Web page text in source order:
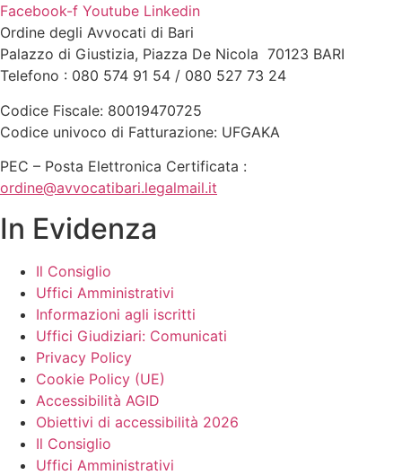
Facebook-f Youtube Linkedin
Ordine degli Avvocati di Bari
Palazzo di Giustizia, Piazza De Nicola 70123 BARI
Telefono : 080 574 91 54 / 080 527 73 24
Codice Fiscale: 80019470725
Codice univoco di Fatturazione: UFGAKA
PEC – Posta Elettronica Certificata :
ordine@avvocatibari.legalmail.it
In Evidenza
Il Consiglio
Uffici Amministrativi
Informazioni agli iscritti
Uffici Giudiziari: Comunicati
Privacy Policy
Cookie Policy (UE)
Accessibilità AGID
Obiettivi di accessibilità 2026
Il Consiglio
Uffici Amministrativi